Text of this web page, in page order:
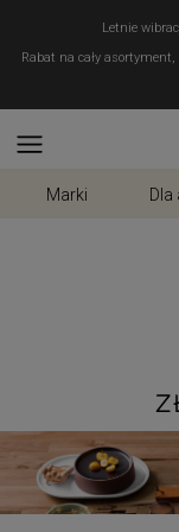
Letnie
Rabat na cały
Marki Dla